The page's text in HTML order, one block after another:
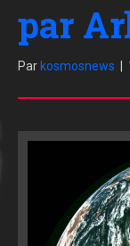
par
Par kosmosnews